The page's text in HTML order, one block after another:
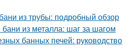
из трубы: подробный обзор
из металла: шаг за шагом
банных печей: руководство